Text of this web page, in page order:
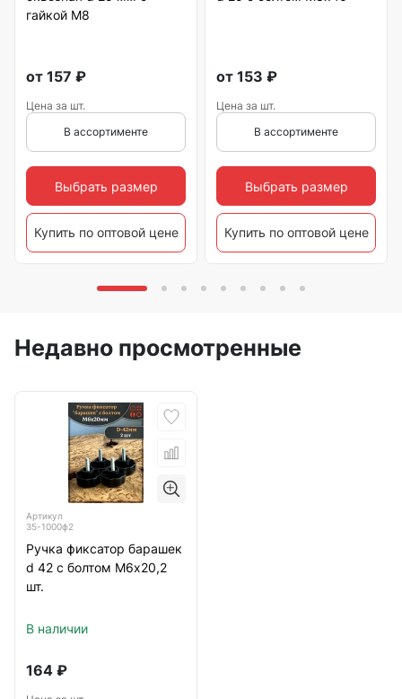
гайкой М8
от 157 ₽
Цена за шт.
В ассортименте
Выбрать размер
Купить по оптовой цене
от 153 ₽
Цена за шт.
В ассортименте
Выбрать размер
Купить по оптовой цене
Недавно просмотренные
Артикул
35-1000ф2
Ручка фиксатор барашек
d 42 с болтом М6х20,2
шт.
В наличии
164 ₽